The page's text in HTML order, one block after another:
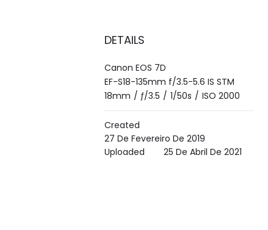
DETAILS
Canon EOS 7D
EF-S18-135mm f/3.5-5.6 IS STM
18mm / ƒ/3.5 / 1/50s / ISO 2000
Created
27 De Fevereiro De 2019
Uploaded
25 De Abril De 2021